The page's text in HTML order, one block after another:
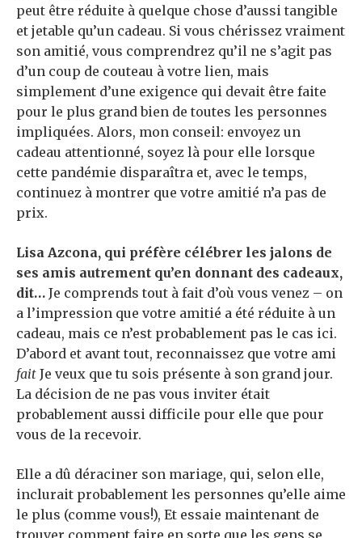
peut être réduite à quelque chose d’aussi tangible
et jetable qu’un cadeau. Si vous chérissez vraiment
son amitié, vous comprendrez qu’il ne s’agit pas
d’un coup de couteau à votre lien, mais
simplement d’une exigence qui devait être faite
pour le plus grand bien de toutes les personnes
impliquées. Alors, mon conseil: envoyez un
cadeau attentionné, soyez là pour elle lorsque
cette pandémie disparaîtra et, avec le temps,
continuez à montrer que votre amitié n’a pas de
prix.
Lisa Azcona, qui préfère célébrer les jalons de
ses amis autrement qu’en donnant des cadeaux,
dit… Je comprends tout à fait d’où vous venez – on
a l’impression que votre amitié a été réduite à un
cadeau, mais ce n’est probablement pas le cas ici.
D’abord et avant tout, reconnaissez que votre ami
fait Je veux que tu sois présente à son grand jour.
La décision de ne pas vous inviter était
probablement aussi difficile pour elle que pour
vous de la recevoir.
Elle a dû déraciner son mariage, qui, selon elle,
inclurait probablement les personnes qu’elle aime
le plus (comme vous!), Et essaie maintenant de